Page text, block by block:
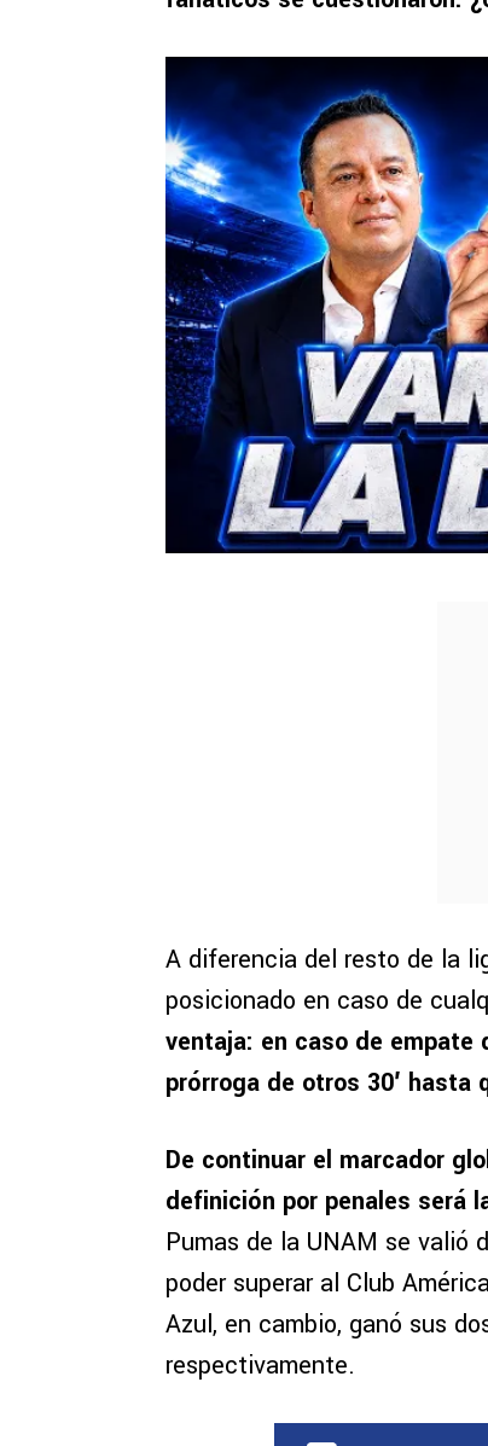
A diferencia del resto de la
posicionado en caso de
ventaja: en caso de empate
prórroga de otros 30′ hasta
De continuar el marcador
definición por penales será
Pumas de la UNAM se valió
poder superar al Club
Azul, en cambio, ganó sus
respectivamente.